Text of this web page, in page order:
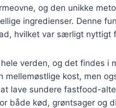
og den unikke
ingredienser. Denne
hvilket var særligt nyttigt
verden, og det findes i
mellemøstlige kost, men
lave sundere fastfood-
både kød, grøntsager og